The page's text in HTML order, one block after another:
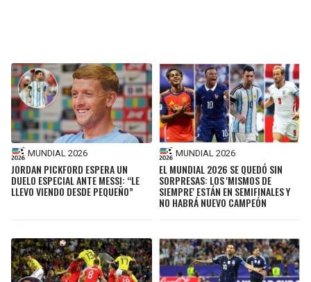
MUNDIAL 2026
JORDAN PICKFORD ESPERA UN
DUELO ESPECIAL ANTE MESSI: “LE
LLEVO VIENDO DESDE PEQUEÑO”
MUNDIAL 2026
EL MUNDIAL 2026 SE QUEDÓ SIN
SORPRESAS: LOS 'MISMOS DE
SIEMPRE' ESTÁN EN SEMIFINALES Y
NO HABRÁ NUEVO CAMPEÓN